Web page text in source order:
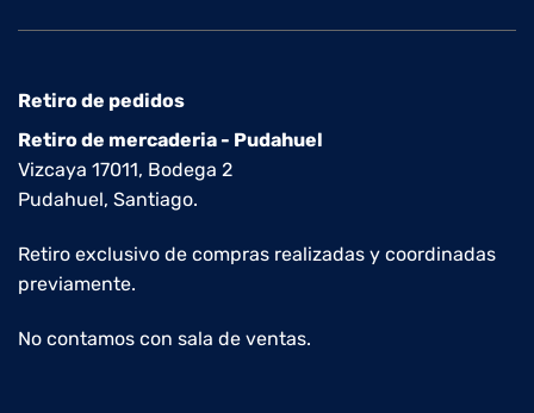
Retiro de pedidos
Retiro de mercaderia - Pudahuel
Vizcaya 17011, Bodega 2
Pudahuel, Santiago.
Retiro exclusivo de compras realizadas y coordinadas
previamente.
No contamos con sala de ventas.